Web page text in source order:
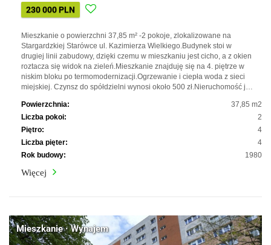
230 000 PLN
Mieszkanie o powierzchni 37,85 m² -2 pokoje, zlokalizowane na
Stargardzkiej Starówce ul. Kazimierza Wielkiego.Budynek stoi w
drugiej linii zabudowy, dzięki czemu w mieszkaniu jest cicho, a z okien
roztacza się widok na zieleń.Mieszkanie znajduję się na 4. piętrze w
niskim bloku po termomodernizacji.Ogrzewanie i ciepła woda z sieci
miejskiej. Czynsz do spółdzielni wynosi około 500 zł.Nieruchomość j…
Powierzchnia:
37,85 m2
Liczba pokoi:
2
Piętro:
4
Liczba pięter:
4
Rok budowy:
1980
Więcej
Mieszkanie · Wynajem